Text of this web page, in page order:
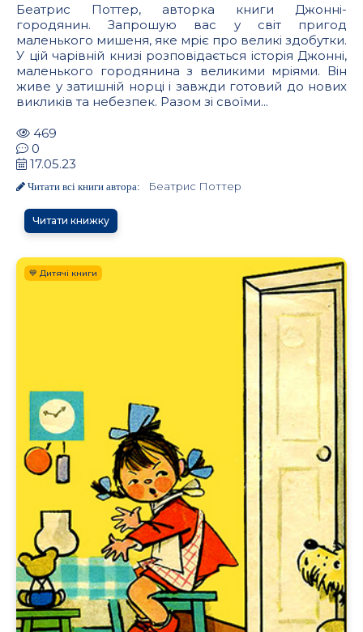
Беатрис Поттер, авторка книги Джонні-
городянин. Запрошую вас у світ пригод
маленького мишеня, яке мріє про великі здобутки.
У цій чарівній книзі розповідається історія Джонні,
маленького городянина з великими мріями. Він
живе у затишній норці і завжди готовий до нових
викликів та небезпек. Разом зі своїми...
469
0
17.05.23
Читати всі книги автора: Беатрис Поттер
Читати книжку
💙 Дитячі книги